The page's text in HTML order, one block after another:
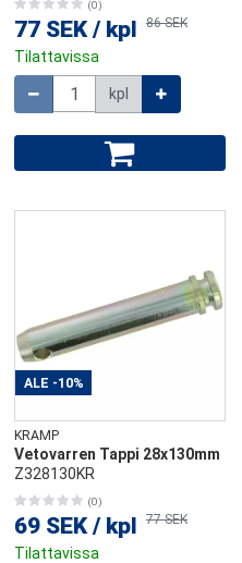
(0)
77 SEK / kpl 86 SEK
Tilattavissa
kpl
ALE -10%
KRAMP
Vetovarren Tappi 28x130mm
Z328130KR
(0)
69 SEK / kpl 77 SEK
Tilattavissa